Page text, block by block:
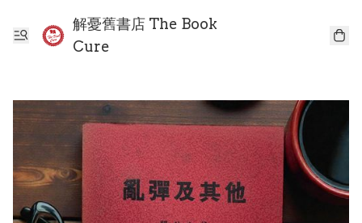
解憂舊書店 The Book
Cure